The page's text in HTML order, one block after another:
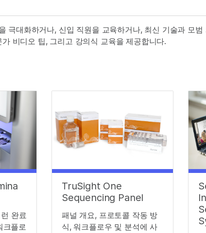
극대화하거나, 신입 직원을 교육하거나, 최신 기술과 모
비디오 팁, 그리고 강의식 교육을 제공합니다.
완료
크플로
TruSight One
Sequencing Panel
패널 개요, 프로토콜 작동 방
식, 워크플로우 및 분석에 사